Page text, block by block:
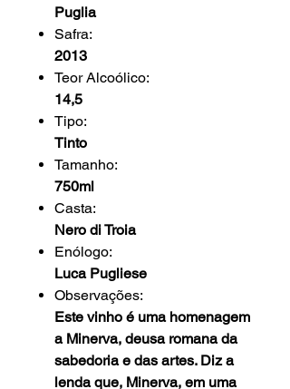
Puglia
Safra:
2013
Teor Alcoólico:
14,5
Tipo:
Tinto
Tamanho:
750ml
Casta:
Nero di Troia
Enólogo:
Luca Pugliese
Observações:
Este vinho é uma homenagem
a Minerva, deusa romana da
sabedoria e das artes. Diz a
lenda que, Minerva, em uma